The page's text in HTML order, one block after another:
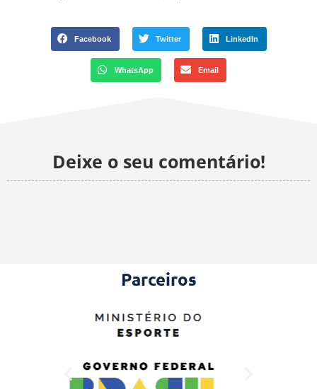
Facebook Twitter LinkedIn
WhatsApp Email
Deixe o seu comentário!
Parceiros